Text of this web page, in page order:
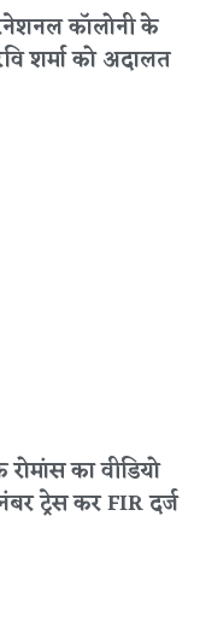
कॉलोनी के
शर्मा को अदालत
का वीडियो
ट्रेस कर FIR दर्ज